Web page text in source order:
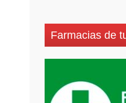
Farmacias de